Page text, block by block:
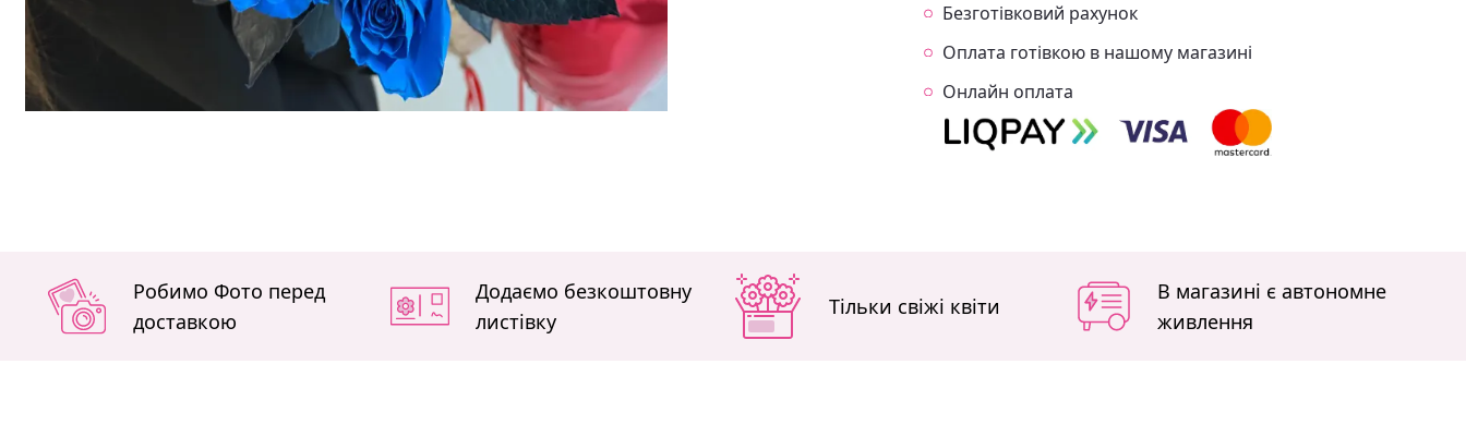
Безготівковий рахунок
Оплата готівкою в нашому магазині
Онлайн оплата
Робимо Фото перед
доставкою
Додаємо безкоштовну
листівку
Тільки свіжі квіти
В магазині є автономне
живлення